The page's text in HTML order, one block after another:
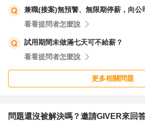
兼職(接案)無預警、無限期停薪，向公
看看提問者怎麼說
試用期間未做滿七天可不給薪？
看看提問者怎麼說
更多相關問題
問題還沒被解決嗎？邀請GIVER來回答